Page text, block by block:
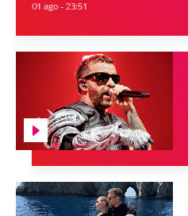
01 ago - 23:51